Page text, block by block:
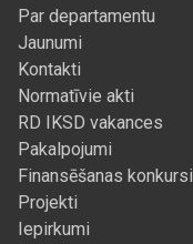
Par departamentu
Jaunumi
Kontakti
Normatīvie akti
RD IKSD vakances
Pakalpojumi
Finansēšanas konkursi
Projekti
Iepirkumi